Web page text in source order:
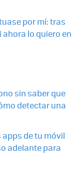
por mí: tras
ahora lo quiero en
sin saber que
detectar una
apps de tu móvil
adelante para